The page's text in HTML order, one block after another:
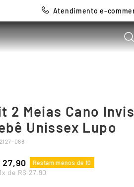
Atendimento e-
2 Meias Cano
Unissex Lupo
088
27,90 Restam menos de 10
1x de R$ 27,90